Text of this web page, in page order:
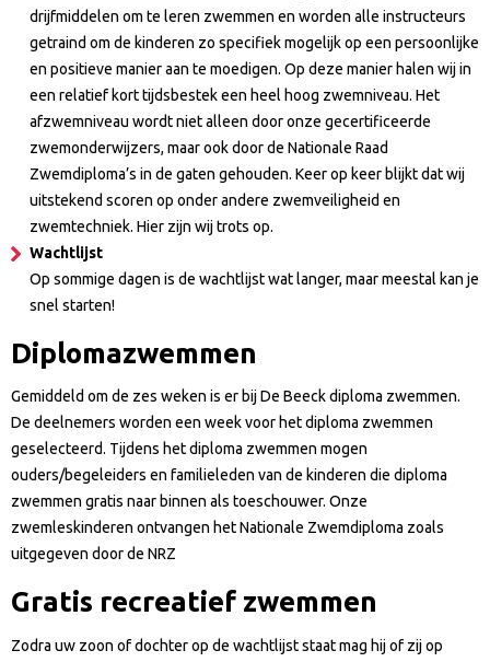
drijfmiddelen om te leren zwemmen en worden alle instructeurs
getraind om de kinderen zo specifiek mogelijk op een persoonlijke
en positieve manier aan te moedigen. Op deze manier halen wij in
een relatief kort tijdsbestek een heel hoog zwemniveau. Het
afzwemniveau wordt niet alleen door onze gecertificeerde
zwemonderwijzers, maar ook door de Nationale Raad
Zwemdiploma’s in de gaten gehouden. Keer op keer blijkt dat wij
uitstekend scoren op onder andere zwemveiligheid en
zwemtechniek. Hier zijn wij trots op.
Wachtlijst
Op sommige dagen is de wachtlijst wat langer, maar meestal kan je
snel starten!
Diplomazwemmen
Gemiddeld om de zes weken is er bij De Beeck diploma zwemmen.
De deelnemers worden een week voor het diploma zwemmen
geselecteerd. Tijdens het diploma zwemmen mogen
ouders/begeleiders en familieleden van de kinderen die diploma
zwemmen gratis naar binnen als toeschouwer. Onze
zwemleskinderen ontvangen het Nationale Zwemdiploma zoals
uitgegeven door de NRZ
Gratis recreatief zwemmen
Zodra uw zoon of dochter op de wachtlijst staat mag hij of zij op